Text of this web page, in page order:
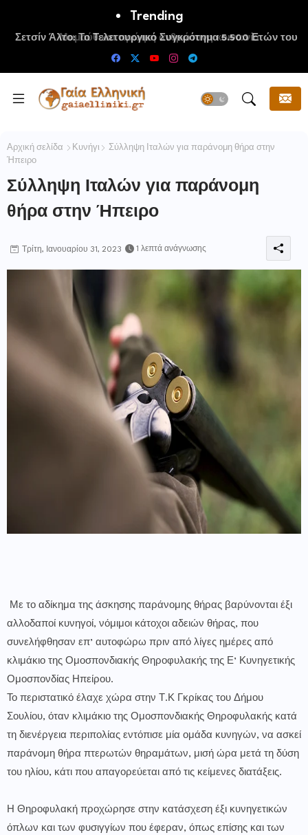
Trending
Μαμούθ και πρώιμη ανθρώπινη κοινωνία
Αρχική σελίδα Κυνήγι
Σύλληψη Ιταλών για παράνομη θήρα στην
Ήπειρο
Σύλληψη Ιταλών για παράνομη
θήρα στην Ήπειρο
Τρίτη, Ιανουαρίου 31, 2023 1 λεπτά ανάγνωσης
Με το αδίκημα της άσκησης παράνομης θήρας βαρύνονται έξι
αλλοδαποί κυνηγοί, νόμιμοι κάτοχοι αδειών θήρας, που
συνελήφθησαν επ’ αυτοφώρω πριν από λίγες ημέρες από
κλιμάκιο της Ομοσπονδιακής Θηροφυλακής της Ε’ Κυνηγετικής
Ομοσπονδίας Ηπείρου.
Το περιστατικό έλαχε χώρα στην Τ.Κ Γκρίκας του Δήμου
Σουλίου, όταν κλιμάκιο της Ομοσπονδιακής Θηροφυλακής κατά
τη διενέργεια περιπολίας εντόπισε μία ομάδα κυνηγών, να ασκεί
παράνομη θήρα πτερωτών θηραμάτων, μισή ώρα μετά τη δύση
του ηλίου, κάτι που απαγορεύεται από τις κείμενες διατάξεις.
Η Θηροφυλακή προχώρησε στην κατάσχεση έξι κυνηγετικών
όπλων και των φυσιγγίων που έφεραν, όπως επίσης και των